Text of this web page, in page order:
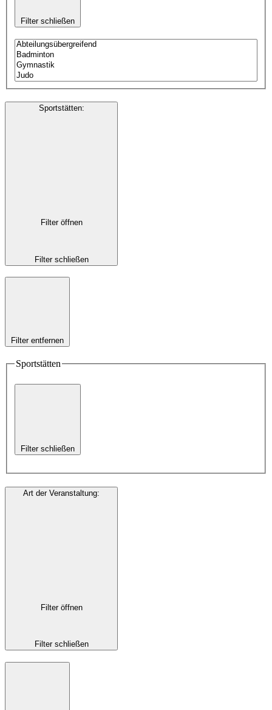
Filter schließen
Sportstätten:
Filter öffnen
Filter schließen
Filter entfernen
Sportstätten
Filter schließen
Art der Veranstaltung:
Filter öffnen
Filter schließen